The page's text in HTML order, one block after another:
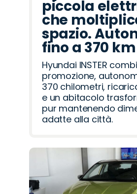
piccola
che
spazio.
fino a 370 km
Hyundai INSTER
promozione,
370 chilometri,
e un abitacolo
pur mantenendo
adatte alla città.